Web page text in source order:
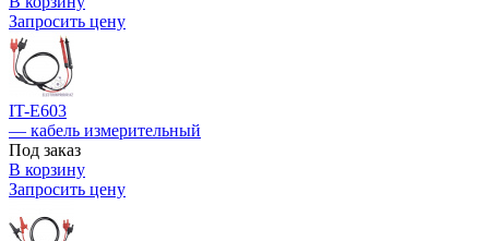
Запросить цену
IT-E603
— кабель измерительный
Под заказ
В корзину
Запросить цену